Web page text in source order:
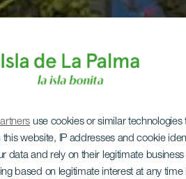
use cookies or similar technologies
website, IP addresses and cookie
data and rely on their legitimate
based on legitimate interest at any time